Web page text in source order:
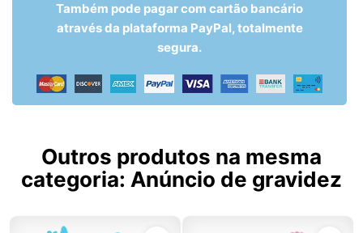
Também pode pagar com cartão bancário
através da plataforma PayPal, totalmente
segura.
Outros produtos na mesma
categoria: Anúncio de gravidez